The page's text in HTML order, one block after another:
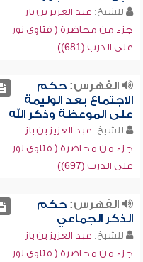
للشيخ: عبد العزيز بن باز
جزء من محاضرة ( فتاوى نور
على الدرب (681))
الفهرس:حكم
الاجتماع بعد الوليمة
على الموعظة وذكر الله
للشيخ: عبد العزيز بن باز
جزء من محاضرة ( فتاوى نور
على الدرب (697))
الفهرس:حكم
الذكر الجماعي
للشيخ: عبد العزيز بن باز
جزء من محاضرة ( فتاوى نور